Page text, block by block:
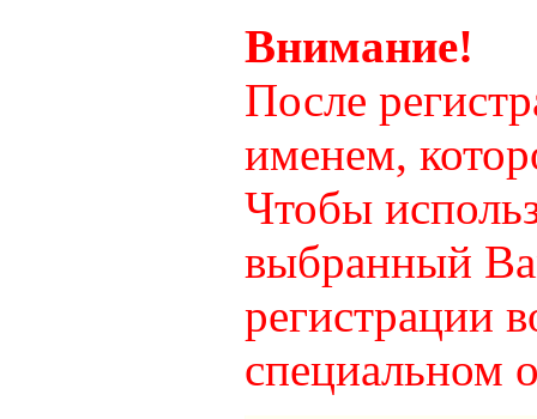
Внимание!
После
именем,
Чтобы
выбранный
регистрации
специальном